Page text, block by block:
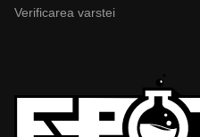
Verificarea varstei